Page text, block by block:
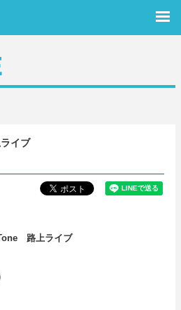
イブ
路上ライブ